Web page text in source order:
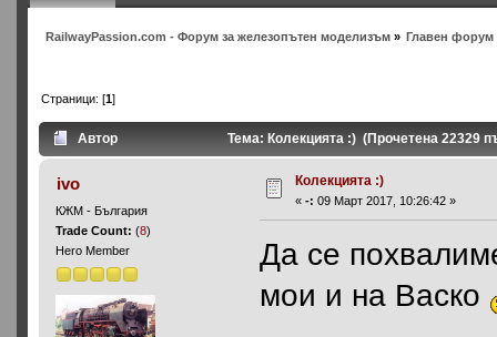
RailwayPassion.com - Форум за железопътен моделизъм» Главен форум
Страници: [1]
Автор Тема: Колекцията :) (Прочетена 22329
ivo
КЖМ - България
Trade Count:(8)
Hero Member
Колекцията :)
«-: 09 Март 2017, 10:26:42 »
Да се
мои и на Васко